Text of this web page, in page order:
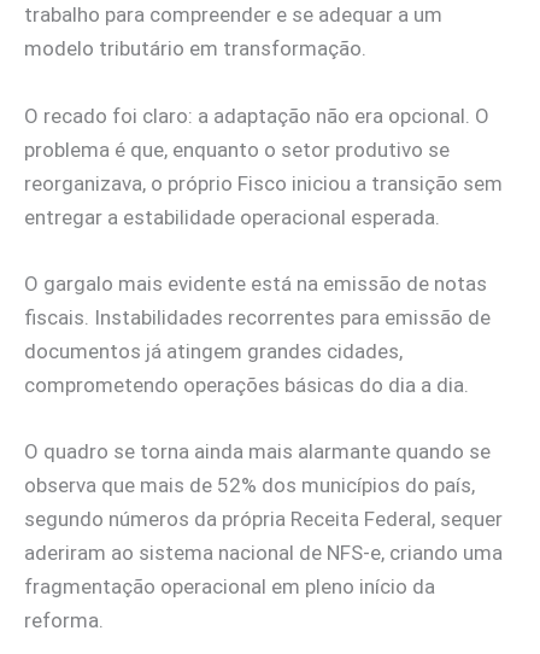
trabalho para compreender e se adequar a um
modelo tributário em transformação.
O recado foi claro: a adaptação não era opcional. O
problema é que, enquanto o setor produtivo se
reorganizava, o próprio Fisco iniciou a transição sem
entregar a estabilidade operacional esperada.
O gargalo mais evidente está na emissão de notas
fiscais. Instabilidades recorrentes para emissão de
documentos já atingem grandes cidades,
comprometendo operações básicas do dia a dia.
O quadro se torna ainda mais alarmante quando se
observa que mais de 52% dos municípios do país,
segundo números da própria Receita Federal, sequer
aderiram ao sistema nacional de NFS-e, criando uma
fragmentação operacional em pleno início da
reforma.